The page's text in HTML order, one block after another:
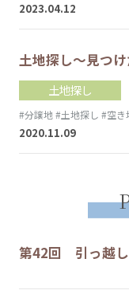
2023.04.12
土地探し～見つけ
土地探し
#分譲地#土地探し #空き
2020.11.09
第42回 引っ越